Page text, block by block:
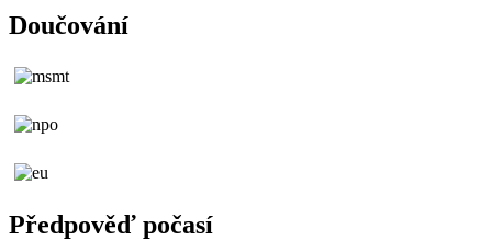
Doučování
Předpověď počasí